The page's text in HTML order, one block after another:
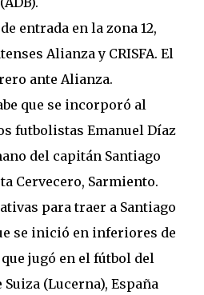
entrada en la zona 12,
Alianza y CRISFA. El
ante Alianza.
que se incorporó al
futbolistas Emanuel Díaz
del capitán Santiago
Cervecero, Sarmiento.
para traer a Santiago
se inició en inferiores de
jugó en el fútbol del
(Lucerna), España